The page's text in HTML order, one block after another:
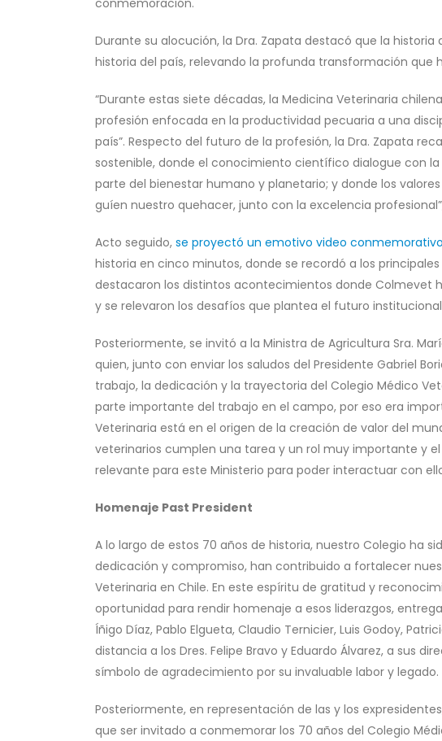
conmemoración.
Durante su alocución, la Dra. Zapata destacó que la
historia del país, relevando la profunda transformación que
“Durante estas siete décadas, la Medicina Veterinaria
profesión enfocada en la productividad pecuaria a una
país”. Respecto del futuro de la profesión, la Dra. Zapata
sostenible, donde el conocimiento científico dialogue con
parte del bienestar humano y planetario; y donde los
guíen nuestro quehacer, junto con la excelencia
Acto seguido, se proyectó un emotivo video conmemorativo
historia en cinco minutos, donde se recordó a los
destacaron los distintos acontecimientos donde Colmevet
y se relevaron los desafíos que plantea el futuro
Posteriormente, se invitó a la Ministra de Agricultura Sra.
quien, junto con enviar los saludos del Presidente Gabriel
trabajo, la dedicación y la trayectoria del Colegio Médico
parte importante del trabajo en el campo, por eso era
Veterinaria está en el origen de la creación de valor del
veterinarios cumplen una tarea y un rol muy importante y
relevante para este Ministerio para poder interactuar con
Homenaje Past President
A lo largo de estos 70 años de historia, nuestro Colegio ha
dedicación y compromiso, han contribuido a fortalecer
Veterinaria en Chile. En este espíritu de gratitud y
oportunidad para rendir homenaje a esos liderazgos,
Íñigo Díaz, Pablo Elgueta, Claudio Ternicier, Luis Godoy,
distancia a los Dres. Felipe Bravo y Eduardo Álvarez, a sus
símbolo de agradecimiento por su invaluable labor y legado.
Posteriormente, en representación de las y los
que ser invitado a conmemorar los 70 años del Colegio